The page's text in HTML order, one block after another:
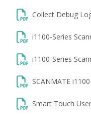
Collect Debug
i1100-Series
i1100-Series
SCANMATE
Smart Touch